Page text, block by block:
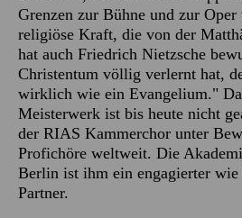
Grenzen zur Bühne und zur
religiöse Kraft, die von der
hat auch Friedrich Nietzsche
Christentum völlig verlernt hat,
wirklich wie ein Evangelium."
Meisterwerk ist bis heute nicht
der RIAS Kammerchor unter
Profichöre weltweit. Die
Berlin ist ihm ein engagierter wie
Partner.